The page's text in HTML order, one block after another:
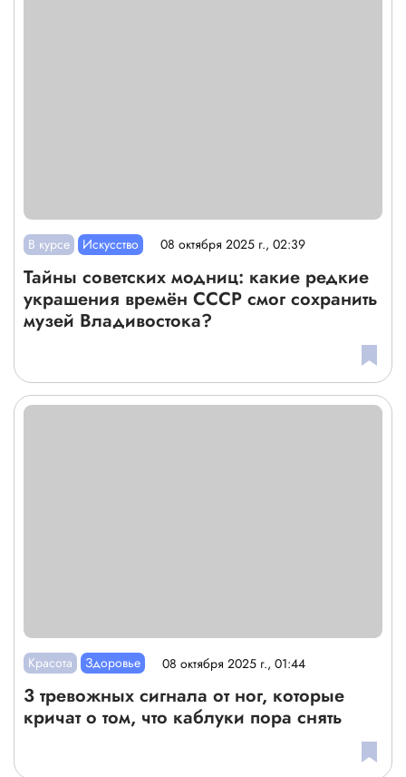
В курсе Искусство 08 октября 2025 г., 02:39
Тайны советских модниц: какие редкие
украшения времён СССР смог сохранить
музей Владивостока?
Красота Здоровье 08 октября 2025 г., 01:44
3 тревожных сигнала от ног, которые
кричат о том, что каблуки пора снять